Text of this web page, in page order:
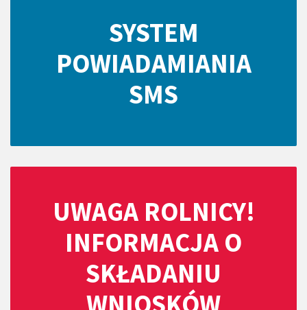
SYSTEM
POWIADAMIANIA
SMS
UWAGA ROLNICY!
INFORMACJA O
SKŁADANIU